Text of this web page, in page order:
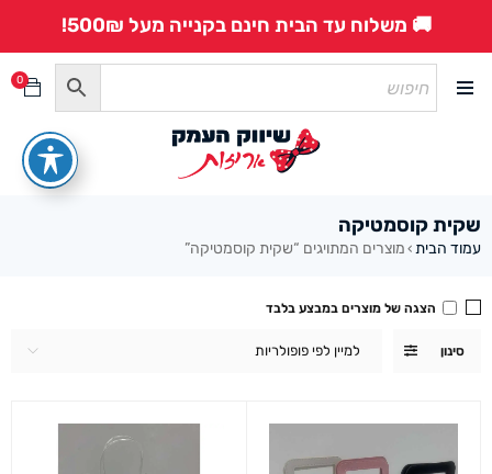
🚚 משלוח עד הבית חינם בקנייה מעל 500₪!
0
שקית קוסמטיקה
עמוד הבית › מוצרים המתויגים “שקית קוסמטיקה”
סינון למיין לפי פופולריות
הצגה של מוצרים במבצע בלבד